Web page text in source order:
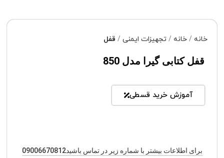
خانه خانه تجهیزات ایمنی قفل
قفل کتابی گیرا مدل 850
آموزش خرید قسطی
برای اطلاعات بیشتر با شماره زیر در تماس باشید09006670812